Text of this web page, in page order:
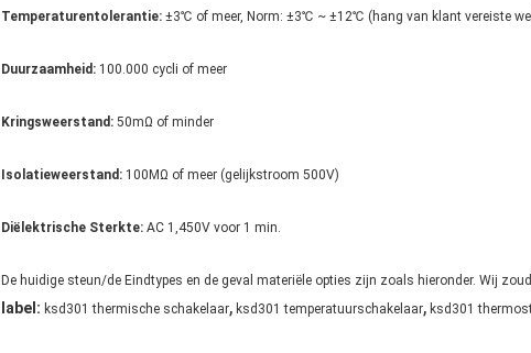
Temperaturentolerantie: ±3℃ of meer, Norm: ±3℃ ~ ±12℃ (hang van klant vereiste
Duurzaamheid: 100.000 cycli of meer
Kringsweerstand: 50mΩ of minder
Isolatieweerstand: 100MΩ of meer (gelijkstroom 500V)
Diëlektrische Sterkte: AC 1,450V voor 1 min.
De huidige steun/de Eindtypes en de geval materiële opties zijn zoals hieronder. Wij
label: ksd301 thermische schakelaar, ksd301 temperatuurschakelaar, ksd301